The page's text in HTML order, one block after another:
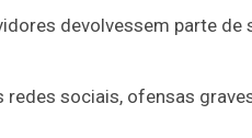
devolvessem parte de
redes sociais, ofensas